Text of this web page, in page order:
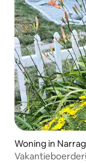
Woning in